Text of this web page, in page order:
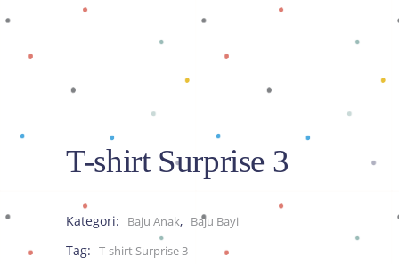
T-shirt Surprise 3
Kategori: Baju Anak, Baju Bayi
Tag: T-shirt Surprise 3